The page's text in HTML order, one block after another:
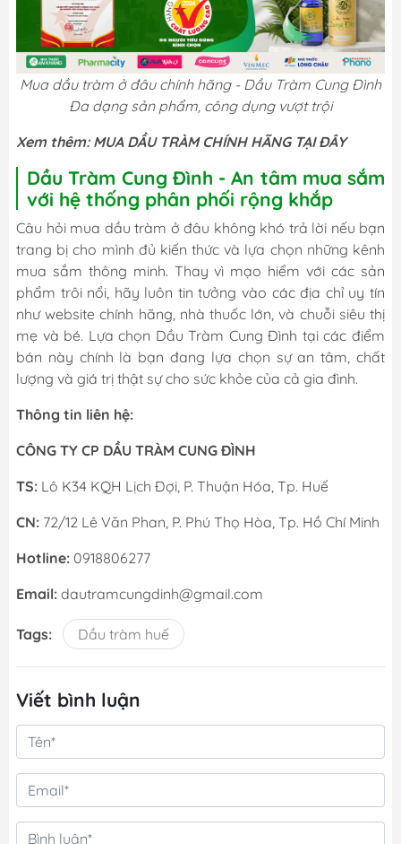
Mua dầu tràm ở đâu chính hãng - Dầu Tràm Cung Đình
Đa dạng sản phẩm, công dụng vượt trội
Xem thêm: MUA DẦU TRÀM CHÍNH HÃNG TẠI ĐÂY
Dầu Tràm Cung Đình - An tâm mua sắm
với hệ thống phân phối rộng khắp
Câu hỏi mua dầu tràm ở đâu không khó trả lời nếu bạn
trang bị cho mình đủ kiến thức và lựa chọn những kênh
mua sắm thông minh. Thay vì mạo hiểm với các sản
phẩm trôi nổi, hãy luôn tin tưởng vào các địa chỉ uy tín
như website chính hãng, nhà thuốc lớn, và chuỗi siêu thị
mẹ và bé. Lựa chọn Dầu Tràm Cung Đình tại các điểm
bán này chính là bạn đang lựa chọn sự an tâm, chất
lượng và giá trị thật sự cho sức khỏe của cả gia đình.
Thông tin liên hệ:
CÔNG TY CP DẦU TRÀM CUNG ĐÌNH
TS: Lô K34 KQH Lịch Đợi, P. Thuận Hóa, Tp. Huế
CN: 72/12 Lê Văn Phan, P. Phú Thọ Hòa, Tp. Hồ Chí Minh
Hotline: 0918806277
Email: dautramcungdinh@gmail.com
Tags: Dầu tràm huế
Viết bình luận